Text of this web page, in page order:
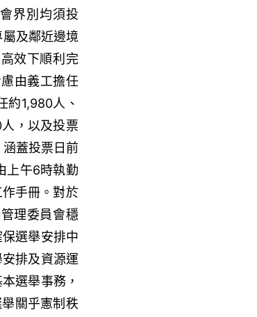
界別均須投
及鄰近邊境
效下順利完
由義工擔任
約1,980人、
，以及投票
蓋投票日前
上午6時執勤
手冊。對於
理委員會穩
選舉安排中
排及資源運
選舉事務，
關乎憲制秩